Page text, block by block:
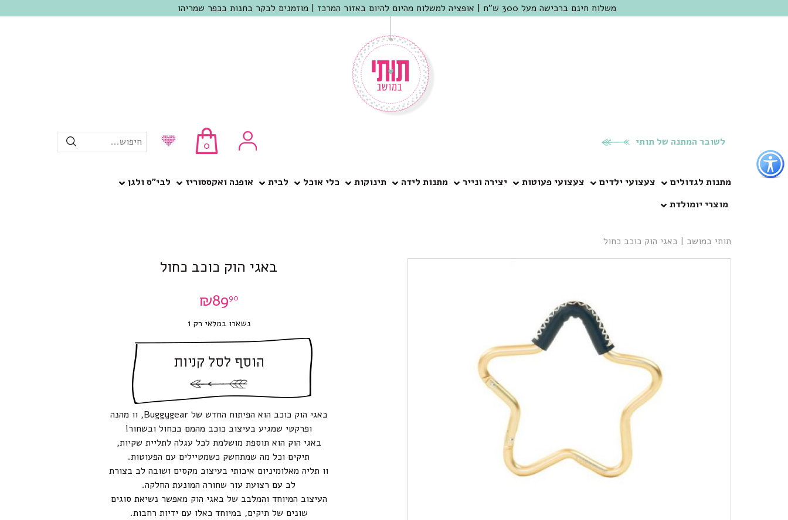
כפתור
לפתיחת
תפריט
נגישות
משלוח חינם ברכישה מעל 300 ש"ח | אופציה למשלוח מהיום להיום באזור המרכז | מוזמנים לבקר בחנות בכפר שמריהו
לשובר המתנה של תותי 0 חיפוש...
מתנות לגדולים צעצועי ילדים צעצועי פעוטות יצירה ונייר מתנות לידה תינוקות כלי אוכל לבית אופנה ואקססוריז
לבי”ס ולגן
מוצרי יומולדת
תותי במושב | באגי הוק כוכב כחול
באגי הוק כוכב כחול
₪8990
נשארו במלאי רק 1
הוסף לסל קניות
באגי הוק כוכב הוא הפיתוח החדש של Buggygear, וו מהנה
ופרקטי שמגיע בעיצוב כוכב מהמם בכחול ובשחור!
באגי הוק הוא תוספת מושלמת לכל עגלה לתליית שקיות,
תיקים וכל מה שמתחשק כשמטיילים עם הפעוטות.
וו תליה מאלומיניום איכותי בעיצוב מקסים ושובה לב בצורת
לב עם רצועת עור שחורה המונעת החלקה.
העיצוב המיוחד והמלבב של באגי הוק מאפשר נשיאת סוגים
שונים של תיקים, במיוחד כאלו עם ידיות רחבות.